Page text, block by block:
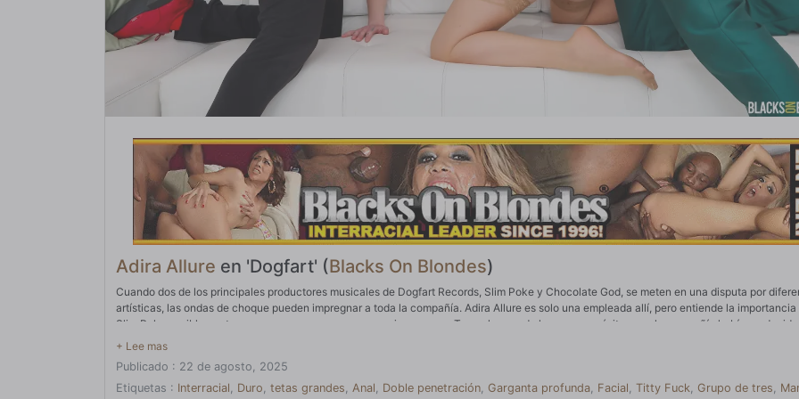
Adira Allure en 'Dogfart' (Blacks On Blondes)
Cuando dos de los principales productores musicales de Dogfart Records, Slim Poke y Chocolate God, se meten en una disputa por
artísticas, las ondas de choque pueden impregnar a toda la compañía. Adira Allure es solo una empleada allí, pero entiende la importancia
Slim Poke posiblemente se vaya para comenzar su propia empresa. Tuvo algunos de los mayores éxitos que la compañía había producido.
imperativo que se hiciera algo. Adira se dio cuenta rápidamente de que tenían más en común de lo que habían pensado durante su lucha.
¿Por qué no ella? Y por qué no estar dentro de ella al mismo tiempo a la vez. Después de todo, las mujeres están construidas con dos
pueden complacer un par de erecciones a la vez. Chocolate God y Slim Poke se sorprendieron al principio, pero rápidamente se dieron
Publicado : 22 de agosto, 2025
Etiquetas : Interracial, Duro, tetas grandes, Anal, Doble penetración, Garganta profunda, Facial, Titty Fuck, Grupo de tres,